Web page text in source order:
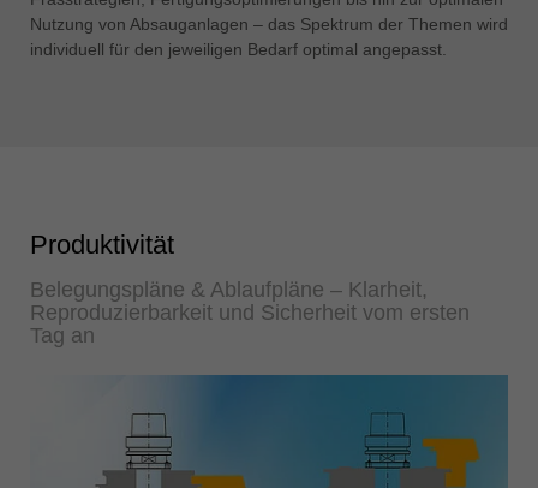
Nutzung von Absauganlagen – das Spektrum der Themen wird
individuell für den jeweiligen Bedarf optimal angepasst.
Produktivität
Belegungspläne & Ablaufpläne – Klarheit,
Reproduzierbarkeit und Sicherheit vom ersten
Tag an